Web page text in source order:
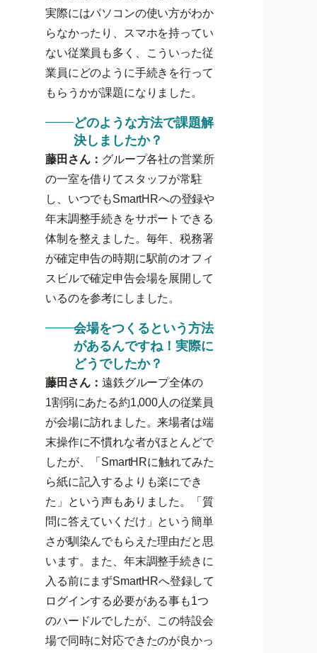
実際にはパソコンの使い方がわか
らなかったり、スマホを持ってい
ない従業員も多く、こういった従
業員にどのように手続きを行って
もらうかが課題になりました。
どのような方法で課題解
決しましたか？
藤田さん： グループ各社の営業所
の一室を借りてスタッフが常駐
し、いつでもSmartHRへの登録や
年末調整手続きをサポートできる
体制を整えました。毎年、税務署
が確定申告の時期に駅前のオフィ
スビルで確定申告会場を展開して
いるのを参考にしました。
会場をつくるという方法
があるんですね！実際に
どうでしたか？
藤田さん： 遠鉄グループ全体の
1割弱にあたる約1,000人の従業員
が会場に訪れました。来場者は端
末操作に不慣れな者がほとんどで
したが、「SmartHRに触れてみた
ら紙に記入するよりも楽にでき
た」という声もありました。「質
問に答えていくだけ」という簡単
さが馴染んでもらえた理由だと思
います。また、年末調整手続きに
入る前にまずSmartHRへ登録して
ログインする必要がある事も1つ
のハードルでしたが、この特設会
場で同時に対応できたのが良かっ